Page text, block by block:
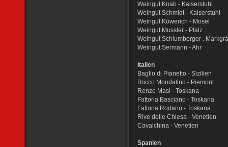
Weingut Knab - Kaiserstuhl
Weingut Schmidt - Kaiserstuhl
Weingut Köwerich - Mosel
Weingut Mussler - Pfalz
Weingut Schlumberger .
Weingut Sermann - Ahr
Italien
Baglio di Pianetto - Sizilien
Bricco Mondalino - Piemont
Renzo Masi - Toskana
Fattoria Basciano - Toskana
Fattoria Rodano - Toskana
Rive delle Chiesa - Venetien
Cavalchina - Venetien
Spanien